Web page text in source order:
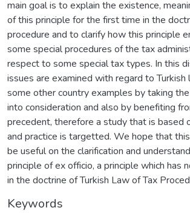
main goal is to explain the existence,
of this principle for the first time in the
procedure and to clarify how this principle
some special procedures of the tax
respect to some special tax types. In this
issues are examined with regard to
some other country examples by taking
into consideration and also by benefiting
precedent, therefore a study that is based
and practice is targetted. We hope that
be useful on the clarification and
principle of ex officio, a principle which has
in the doctrine of Turkish Law of Tax
Keywords